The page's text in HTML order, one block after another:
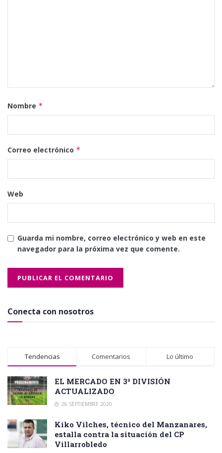
Nombre *
Correo electrónico *
Web
Guarda mi nombre, correo electrónico y web en este
navegador para la próxima vez que comente.
Conecta con nosotros
Tendencias Comentarios Lo último
EL MERCADO EN 3ª DIVISIÓN
ACTUALIZADO
26 SEPTIEMBRE 2020
Kiko Vilches, técnico del Manzanares,
estalla contra la situación del CP
Villarrobledo